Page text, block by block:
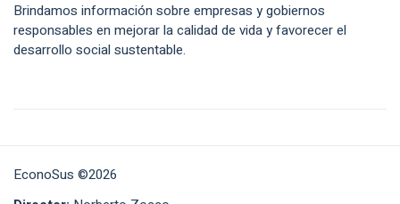
Brindamos información sobre empresas y gobiernos
responsables en mejorar la calidad de vida y favorecer el
desarrollo social sustentable.
EconoSus ©2026